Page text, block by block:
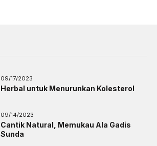
09/17/2023
Herbal untuk Menurunkan Kolesterol
09/14/2023
Cantik Natural, Memukau Ala Gadis
Sunda